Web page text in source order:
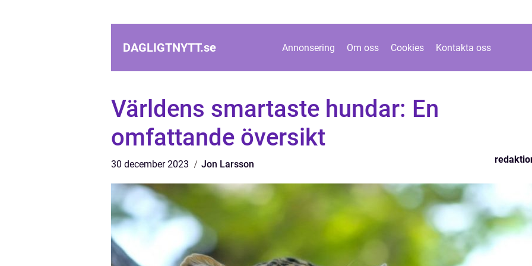
DAGLIGTNYTT.se Annonsering Om oss Cookies Kontakta oss
Världens smartaste hundar: En
omfattande översikt
30 december 2023 Jon Larsson